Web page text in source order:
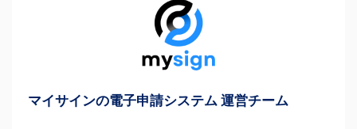
マイサインの電子申請システム 運営チーム